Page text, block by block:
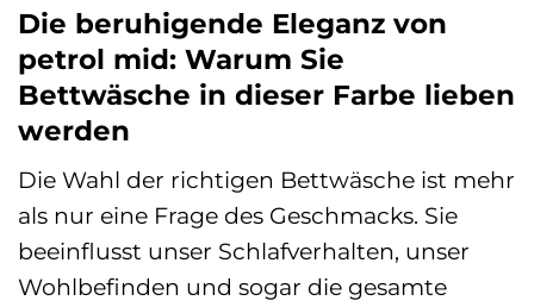
Die beruhigende Eleganz von
petrol mid: Warum Sie
Bettwäsche in dieser Farbe lieben
werden
Die Wahl der richtigen Bettwäsche ist mehr
als nur eine Frage des Geschmacks. Sie
beeinflusst unser Schlafverhalten, unser
Wohlbefinden und sogar die gesamte